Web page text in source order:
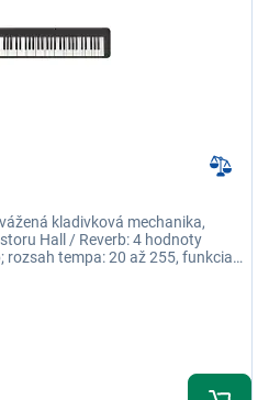
kladivková mechanika,
Hall / Reverb: 4 hodnoty
rozsah tempa: 20 až 255, funkcia